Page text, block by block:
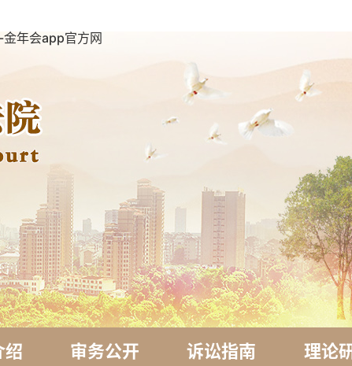
年会app官方网
绍 审务公开 诉讼指南 理论